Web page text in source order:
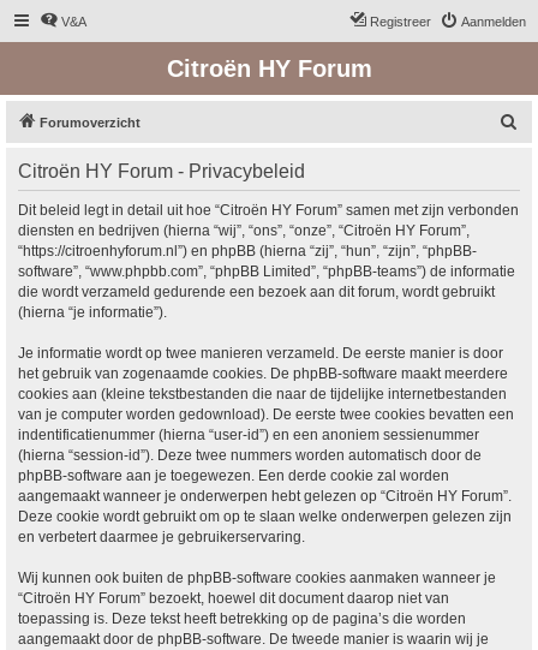
V&A Aanmelden
Registreer
Citroën HY Forum
Forumoverzicht
Citroën HY Forum - Privacybeleid
Dit beleid legt in detail uit hoe “Citroën HY Forum” samen met zijn verbonden
diensten en bedrijven (hierna “wij”, “ons”, “onze”, “Citroën HY Forum”,
“https://citroenhyforum.nl”) en phpBB (hierna “zij”, “hun”, “zijn”, “phpBB-
software”, “www.phpbb.com”, “phpBB Limited”, “phpBB-teams”) de informatie
die wordt verzameld gedurende een bezoek aan dit forum, wordt gebruikt
(hierna “je informatie”).
Je informatie wordt op twee manieren verzameld. De eerste manier is door
het gebruik van zogenaamde cookies. De phpBB-software maakt meerdere
cookies aan (kleine tekstbestanden die naar de tijdelijke internetbestanden
van je computer worden gedownload). De eerste twee cookies bevatten een
indentificatienummer (hierna “user-id”) en een anoniem sessienummer
(hierna “session-id”). Deze twee nummers worden automatisch door de
phpBB-software aan je toegewezen. Een derde cookie zal worden
aangemaakt wanneer je onderwerpen hebt gelezen op “Citroën HY Forum”.
Deze cookie wordt gebruikt om op te slaan welke onderwerpen gelezen zijn
en verbetert daarmee je gebruikerservaring.
Wij kunnen ook buiten de phpBB-software cookies aanmaken wanneer je
“Citroën HY Forum” bezoekt, hoewel dit document daarop niet van
toepassing is. Deze tekst heeft betrekking op de pagina’s die worden
aangemaakt door de phpBB-software. De tweede manier is waarin wij je